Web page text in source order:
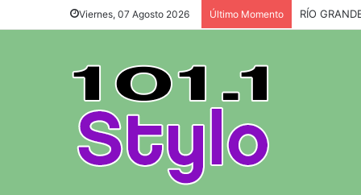
Viernes, 07 Agosto 2026 Último Momento RÍO